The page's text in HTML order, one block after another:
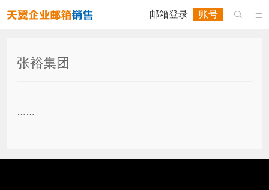

邮箱登录 账号 
张裕集团
……